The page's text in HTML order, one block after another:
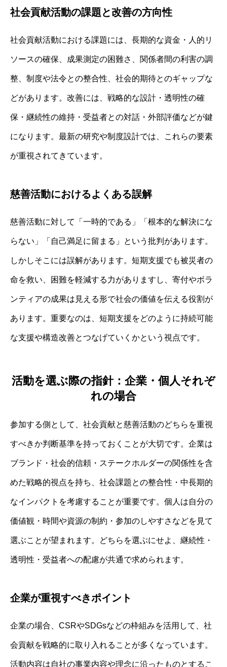
社会貢献活動の課題と改善の方向性
社会貢献活動における課題には、長期的な資金・人的リ
ソースの確保、成果測定の困難さ、関係者間の利害の調
整、制度や法令との整合性、社会的期待とのギャップな
どがあります。改善には、戦略的な設計・透明性の確
保・継続性の維持・受益者との対話・外部評価などが鍵
になります。最新の研究や制度設計では、これらの要素
が重視されてきています。
慈善活動におけるよくある誤解
慈善活動に対して「一時的である」「根本的な解決にな
らない」「自己満足に留まる」という批判があります。
しかしそこには誤解があります。短期支援でも被災者の
命を救い、困難を軽減する力がありますし、寄付やボラ
ンティアの成果は見える形で社会の価値を伝える役割が
あります。重要なのは、短期支援をどのように持続可能
な支援や構造改善とつなげていくかという視点です。
活動を選ぶ際の指針：企業・個人それぞ
れの場合
参加する側として、社会貢献と慈善活動のどちらを重視
すべきか判断基準を持っておくことが大切です。企業は
ブランド・社会的信頼・ステークホルダーの関係性を含
めた戦略的視点を持ち、社会課題との整合性・中長期的
なインパクトを考慮することが重要です。個人は自分の
価値観・時間や資源の制約・参加のしやすさなどを見て
選ぶことが望まれます。どちらを選ぶにせよ、継続性・
透明性・受益者への配慮が共通で求められます。
企業が重視すべきポイント
企業の場合、CSRやSDGsなどの枠組みを活用して、社
会貢献を戦略的に取り入れることが多くなっています。
活動内容は自社の事業内容や理念に沿ったものとするこ